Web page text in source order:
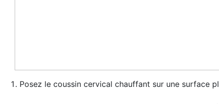
Posez le coussin cervical chauffant sur une surface